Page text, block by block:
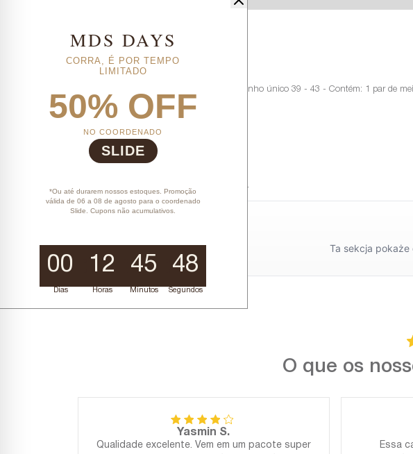
DESCRIÇÃO COMPLETA
Especificações - Meia Adulta - Disponível no tamanho único 39 - 43 - Contém: 1 par de
O que os
Yasmin S.
Qualidade excelente. Vem em um pacote super
Essa
MDS DAYS
CORRA, É POR TEMPO
LIMITADO
50% OFF
NO COORDENADO
SLIDE
*Ou até durarem nossos estoques. Promoção
válida de 06 a 08 de agosto para o coordenado
Slide. Cupons não acumulativos.
00
Dias
12
Horas
45
Minutos
48
Segundos